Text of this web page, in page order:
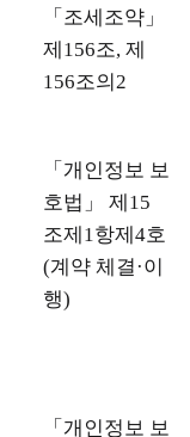
「조세조약」
제156조, 제
156조의2
「개인정보 보
호법」 제15
조제1항제4호
(계약 체결·이
행)
「개인정보 보